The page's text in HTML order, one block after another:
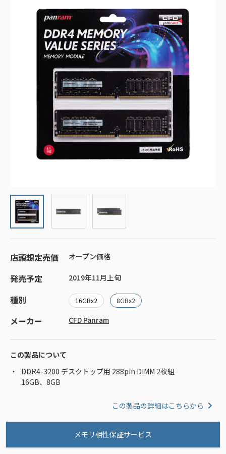
店頭想定売価 オープン価格
発売予定 2019年11月上旬
種別 16GBx2 8GBx2
メーカー CFD Panram
この製品について
DDR4-3200 デスクトップ用 288pin DIMM 2枚組
16GB、8GB
この製品の詳細はこちらから
メモリ相性保証サービス